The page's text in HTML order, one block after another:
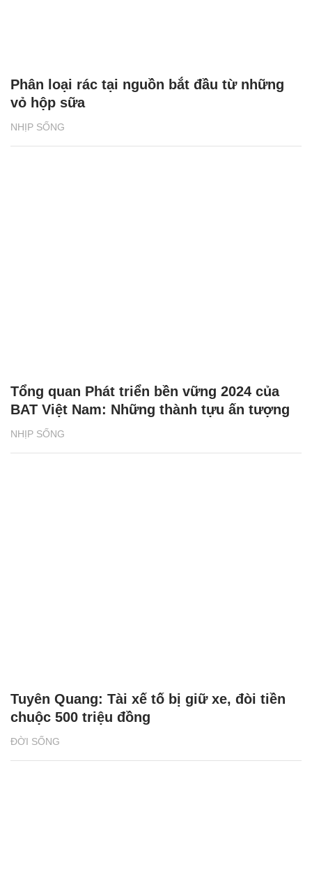
NHỊP SỐNG
Phân loại rác tại nguồn bắt đầu từ những
vỏ hộp sữa
NHỊP SỐNG
Tổng quan Phát triển bền vững 2024 của
BAT Việt Nam: Những thành tựu ấn tượng
ĐỜI SỐNG
Tuyên Quang: Tài xế tố bị giữ xe, đòi tiền
chuộc 500 triệu đồng